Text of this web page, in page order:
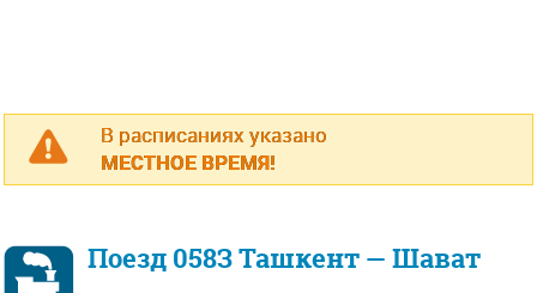
В расписаниях указано
МЕСТНОЕ ВРЕМЯ!
Поезд 058З Ташкент — Шават